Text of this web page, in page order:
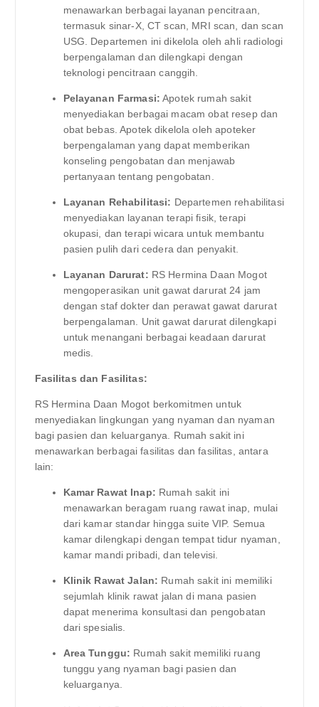
menawarkan berbagai layanan pencitraan,
termasuk sinar-X, CT scan, MRI scan, dan scan
USG. Departemen ini dikelola oleh ahli radiologi
berpengalaman dan dilengkapi dengan
teknologi pencitraan canggih.
Pelayanan Farmasi: Apotek rumah sakit
menyediakan berbagai macam obat resep dan
obat bebas. Apotek dikelola oleh apoteker
berpengalaman yang dapat memberikan
konseling pengobatan dan menjawab
pertanyaan tentang pengobatan.
Layanan Rehabilitasi: Departemen rehabilitasi
menyediakan layanan terapi fisik, terapi
okupasi, dan terapi wicara untuk membantu
pasien pulih dari cedera dan penyakit.
Layanan Darurat: RS Hermina Daan Mogot
mengoperasikan unit gawat darurat 24 jam
dengan staf dokter dan perawat gawat darurat
berpengalaman. Unit gawat darurat dilengkapi
untuk menangani berbagai keadaan darurat
medis.
Fasilitas dan Fasilitas:
RS Hermina Daan Mogot berkomitmen untuk
menyediakan lingkungan yang nyaman dan nyaman
bagi pasien dan keluarganya. Rumah sakit ini
menawarkan berbagai fasilitas dan fasilitas, antara
lain:
Kamar Rawat Inap: Rumah sakit ini
menawarkan beragam ruang rawat inap, mulai
dari kamar standar hingga suite VIP. Semua
kamar dilengkapi dengan tempat tidur nyaman,
kamar mandi pribadi, dan televisi.
Klinik Rawat Jalan: Rumah sakit ini memiliki
sejumlah klinik rawat jalan di mana pasien
dapat menerima konsultasi dan pengobatan
dari spesialis.
Area Tunggu: Rumah sakit memiliki ruang
tunggu yang nyaman bagi pasien dan
keluarganya.